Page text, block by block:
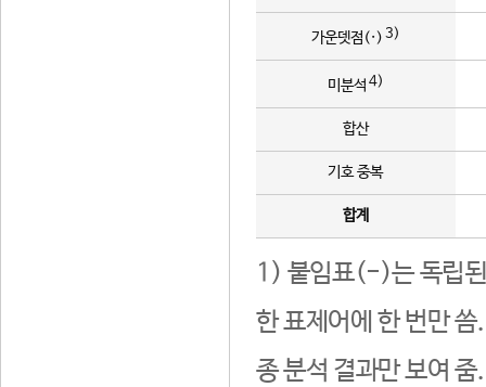
가운뎃점(·) 3)
미분석 4)
합산
기호 중복
합계
1) 붙임표(-)는 독립된
한 표제어에 한 번만
종 분석 결과만 보여